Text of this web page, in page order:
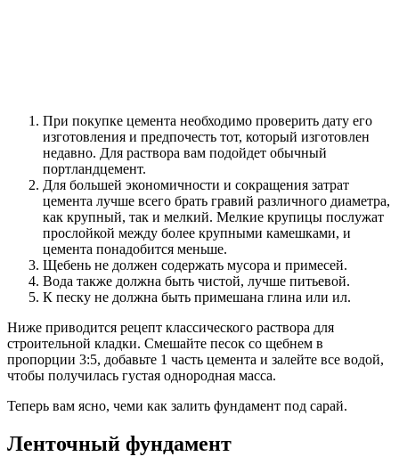
При покупке цемента необходимо проверить дату его
изготовления и предпочесть тот, который изготовлен
недавно. Для раствора вам подойдет обычный
портландцемент.
Для большей экономичности и сокращения затрат
цемента лучше всего брать гравий различного диаметра,
как крупный, так и мелкий. Мелкие крупицы послужат
прослойкой между более крупными камешками, и
цемента понадобится меньше.
Щебень не должен содержать мусора и примесей.
Вода также должна быть чистой, лучше питьевой.
К песку не должна быть примешана глина или ил.
Ниже приводится рецепт классического раствора для
строительной кладки. Смешайте песок со щебнем в
пропорции 3:5, добавьте 1 часть цемента и залейте все водой,
чтобы получилась густая однородная масса.
Теперь вам ясно, чеми как залить фундамент под сарай.
Ленточный фундамент